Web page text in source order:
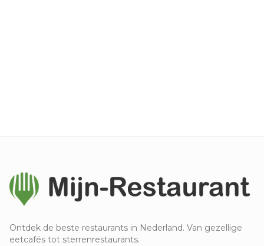
Ontdek de beste restaurants in Nederland. Van gezellige
eetcafés tot sterrenrestaurants.